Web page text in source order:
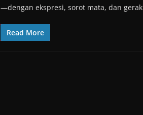
—dengan ekspresi, sorot mata, dan gerak
Read More